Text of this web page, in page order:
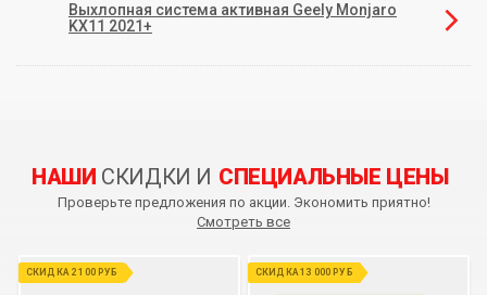
Выхлопная система активная Geely Monjaro
KX11 2021+
НАШИ СКИДКИ И СПЕЦИАЛЬНЫЕ ЦЕНЫ
Проверьте предложения по акции. Экономить приятно!
Смотреть все